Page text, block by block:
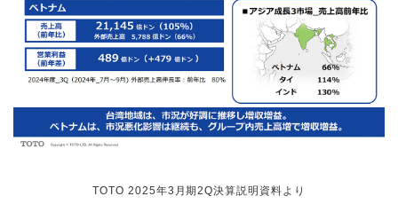
TOTO 2025年3月期2Q決算説明資料より